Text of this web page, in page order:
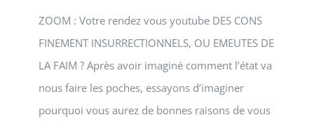
ZOOM : Votre rendez vous youtube DES CONS
FINEMENT INSURRECTIONNELS, OU EMEUTES DE
LA FAIM ? Après avoir imaginé comment l’état va
nous faire les poches, essayons d’imaginer
pourquoi vous aurez de bonnes raisons de vous